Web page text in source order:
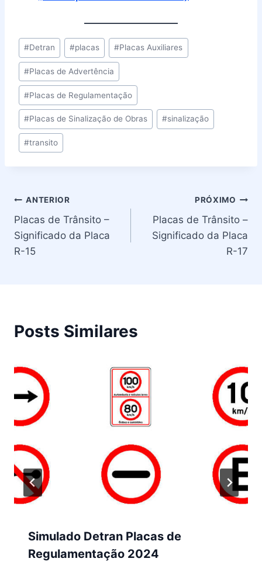
Tags
do
Post:
#Detran #placas #Placas Auxiliares
#Placas de Advertência
#Placas de Regulamentação
#Placas de Sinalização de Obras #sinalização
#transito
Navegação
de
Post
ANTERIOR
Placas de Trânsito –
Significado da Placa
R-15
PRÓXIMO
Placas de Trânsito –
Significado da Placa
R-17
Posts Similares
Simulado Detran Placas de
Regulamentação 2024